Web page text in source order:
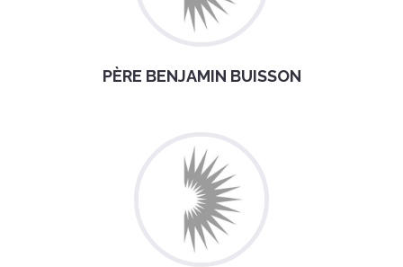
PÈRE BENJAMIN BUISSON